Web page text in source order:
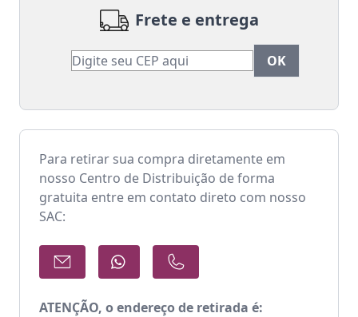
Frete e entrega
Para retirar sua compra diretamente em
nosso Centro de Distribuição de forma
gratuita entre em contato direto com nosso
SAC:
ATENÇÃO, o endereço de retirada é: